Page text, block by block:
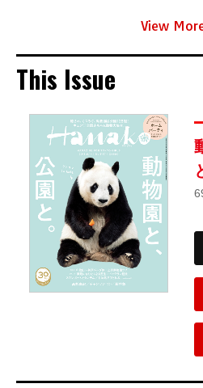
View
This Issue